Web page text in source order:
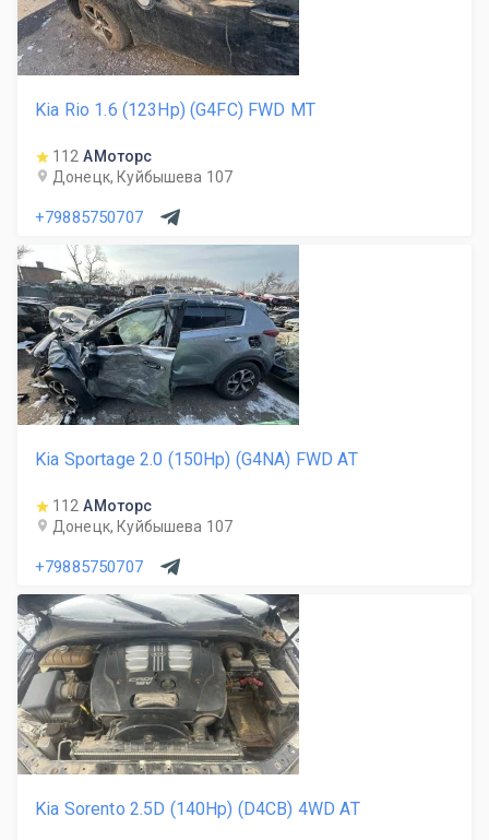
Kia Rio 1.6 (123Hp) (G4FC) FWD MT
112 АМоторс
Донецк, Куйбышева 107
+79885750707
Kia Sportage 2.0 (150Hp) (G4NA) FWD AT
112 АМоторс
Донецк, Куйбышева 107
+79885750707
Kia Sorento 2.5D (140Hp) (D4CB) 4WD AT